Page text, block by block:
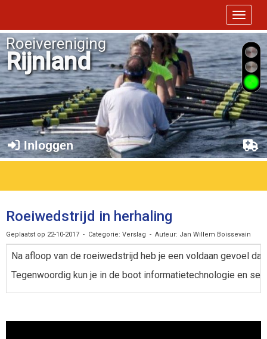
Toggle
Roeivereniging
Rijnland
Inloggen
Roeiwedstrijd in herhaling
Geplaatst op 22-10-2017 - Categorie: Verslag - Auteur: Jan Willem Boissevain
Na afloop van de roeiwedstrijd heb je een voldaan gevoel
Tegenwoordig kun je in de boot informatietechnologie en